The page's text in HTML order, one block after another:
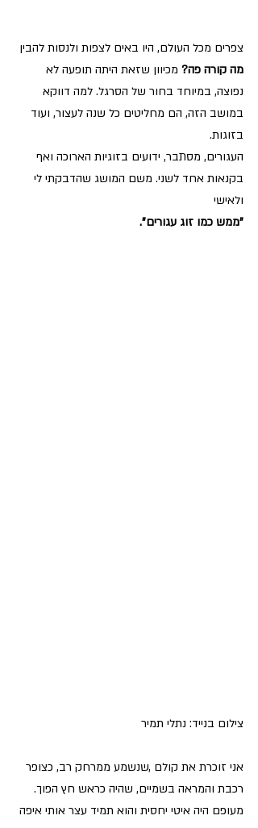
צפרים מכל העולם, היו באים לצפות ולנסות להבין
מה קורה פה? מכיוון שזאת היתה תופעה לא
נפוצה, במיוחד בחור של הסרגל. למה דווקא
במושב הזה, הם מחליטים כל שנה לעצור, ועוד
בזוגות.
העגורים, מסתבר, ידועים בזוגיות הארוכה ואף
בקנאות אחד לשני. משם המושג שהדבקתי לי
ולאישי
"ממש כמו זוג עגורים".
צילום בנייד: נתלי תמיר
אני זוכרת את קולם ,שנשמע ממרחק רב, כצופר
רכבת והמראה בשמיים, שהיה כראש חץ הפוך.
מעופם היה איטי יחסית והוא תמיד עצר אותי איפה